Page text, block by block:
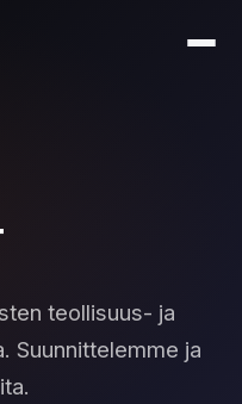
teollisuus- ja
Suunnittelemme ja